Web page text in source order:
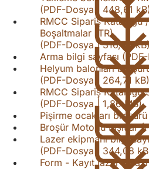
PDF-Dosya
448,61 kB
RMCC Sipariş
Boşaltmalar (TR)
PDF-Dosya
316,49 kB
Arma bilgi sayfası
PDF
Helyum balonları
PDF-Dosya
264,71 kB
RMCC Sipariş Kataloğu
PDF-Dosya
1,86 MB
Pişirme ocakları broşürü
Broşür Motorlu taşıtlar
Lazer ekipmanı bilgi
PDF-Dosya
344,08 kB
Form - Kayıt lazer cihazı